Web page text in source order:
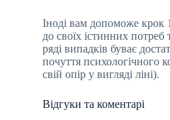
Іноді вам допоможе крок
до своїх істинних потреб
ряді випадків буває
почуття психологічного
свій опір у вигляді ліні).
Відгуки та коментарі